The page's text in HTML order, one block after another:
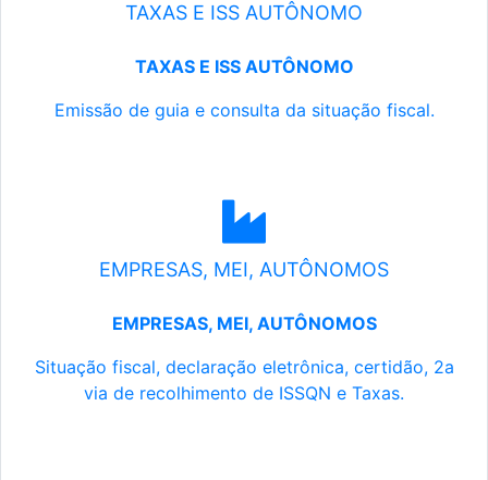
TAXAS E ISS AUTÔNOMO
TAXAS E ISS AUTÔNOMO
Emissão de guia e consulta da situação fiscal.
EMPRESAS, MEI, AUTÔNOMOS
EMPRESAS, MEI, AUTÔNOMOS
Situação fiscal, declaração eletrônica, certidão, 2a
via de recolhimento de ISSQN e Taxas.